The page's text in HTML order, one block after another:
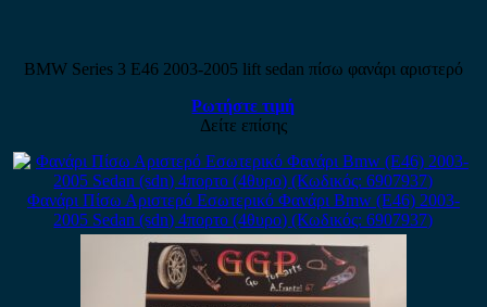
BMW Series 3 E46 2003-2005 lift sedan πίσω φανάρι αριστερό
Ρωτήστε τιμή
Δείτε επίσης
Φανάρι Πίσω Αριστερό Εσωτερικό Φανάρι Bmw (E46) 2003-
2005 Sedan (sdn) 4πορτο (4θυρο) (Κωδικός: 6907937)